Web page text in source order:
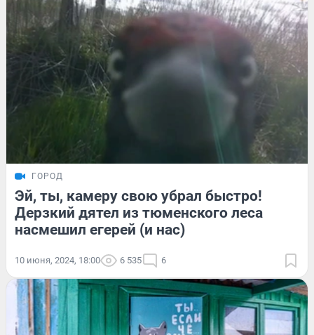
ГОРОД
Эй, ты, камеру свою убрал быстро!
Дерзкий дятел из тюменского леса
насмешил егерей (и нас)
10 июня, 2024, 18:00 6 535 6